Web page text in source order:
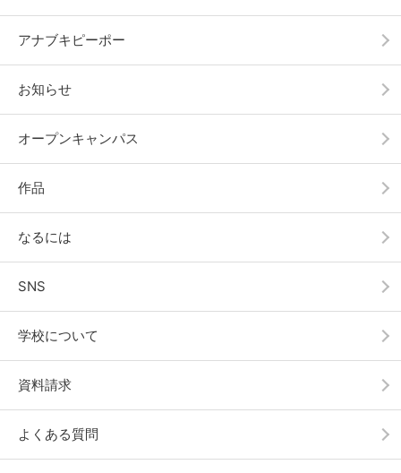
アナブキピーポー
お知らせ
オープンキャンパス
作品
なるには
SNS
学校について
資料請求
よくある質問